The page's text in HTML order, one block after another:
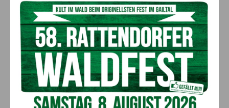
kriminalpolizeilichen Maßnahmen künftig vor allem auf
verstärkte Präventionkonzentrieren werden. Besonders
wichtig sei dabei dieVerbesserung technischer
Schutzmaßnahmen, um Nutzer:innen besser vor Betrug im
Zusammenhang mit Sofortüberweisungen zu schützen.
Vorheriger Artikel
Firmeninsolvenzen in Kärnten:
Bau- und Immobilienbranche
Nächster Artikel
20 Jahre
FrauenWirtschaftsForum: